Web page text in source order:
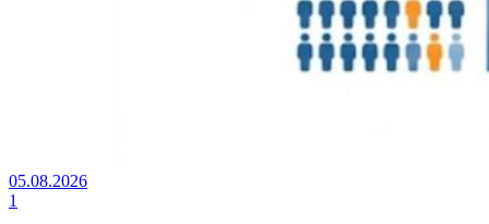
05.08.2026
1